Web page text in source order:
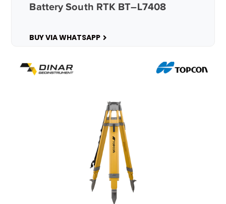
Battery South RTK BT–L7408
BUY VIA WHATSAPP